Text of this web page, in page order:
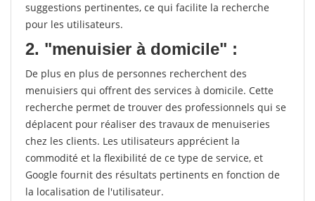
suggestions pertinentes, ce qui facilite la recherche
pour les utilisateurs.
2. "menuisier à domicile" :
De plus en plus de personnes recherchent des
menuisiers qui offrent des services à domicile. Cette
recherche permet de trouver des professionnels qui se
déplacent pour réaliser des travaux de menuiseries
chez les clients. Les utilisateurs apprécient la
commodité et la flexibilité de ce type de service, et
Google fournit des résultats pertinents en fonction de
la localisation de l'utilisateur.